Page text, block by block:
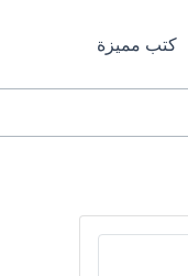
كتب مميزة